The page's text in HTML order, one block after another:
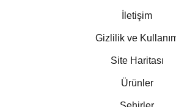
İletişim
Gizlilik ve
Site Haritası
Ürünler